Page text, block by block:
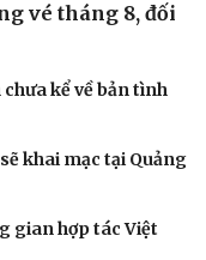
vé tháng 8, đối
kể về bản tình
khai mạc tại Quảng
gian hợp tác Việt